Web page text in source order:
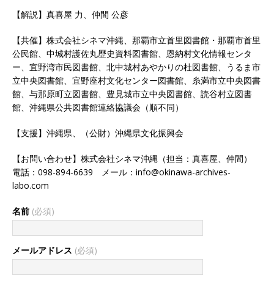
【解説】真喜屋 力、仲間 公彦
【共催】株式会社シネマ沖縄、那覇市立首里図書館・那覇市首里
公民館、中城村護佐丸歴史資料図書館、恩納村文化情報センタ
ー、宜野湾市民図書館、北中城村あやかりの杜図書館、うるま市
立中央図書館、宜野座村文化センター図書館、糸満市立中央図書
館、与那原町立図書館、豊見城市立中央図書館、読谷村立図書
館、 沖縄県公共図書館連絡協議会 （順不同）
【支援】沖縄県、（公財）沖縄県文化振興会
【お問い合わせ】株式会社シネマ沖縄（担当：真喜屋、仲間）
電話：098-894-6639 メール：info@okinawa-archives-
labo.com
名前 (必須)
メールアドレス (必須)